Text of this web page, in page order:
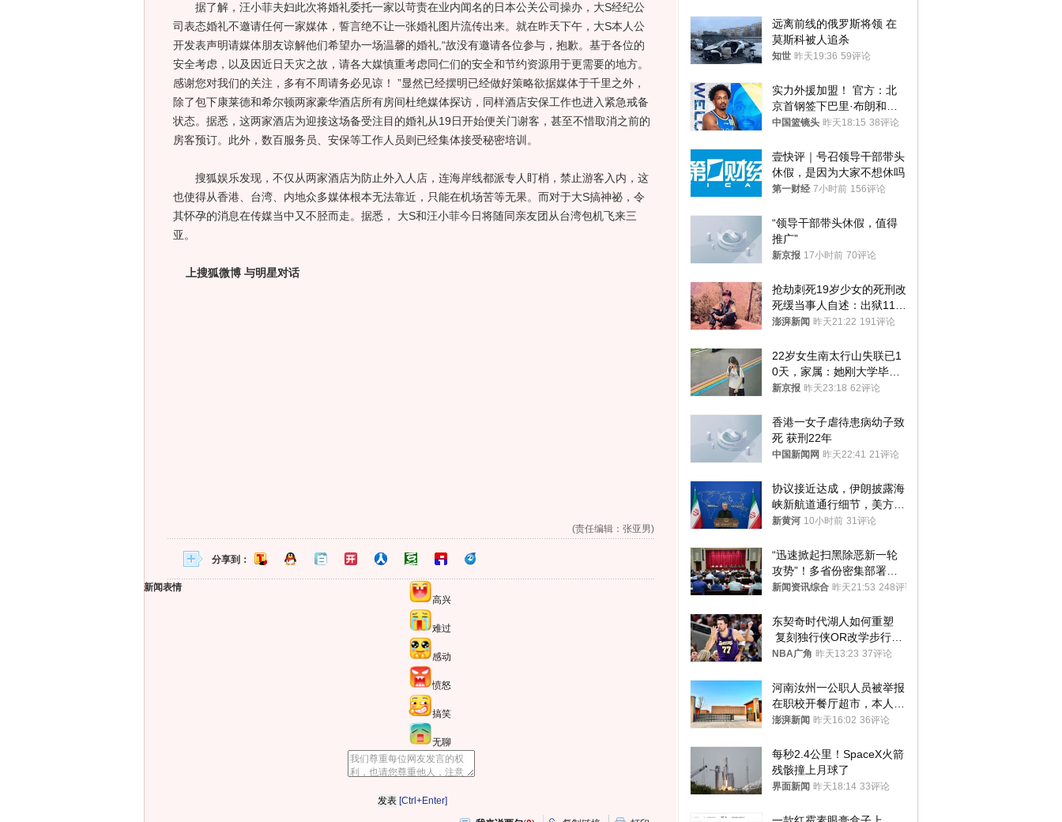
据了解，汪小菲夫妇此次将婚礼委托一家以苛责在业内闻名的日本公关公司操办，大S经纪公
司表态婚礼不邀请任何一家媒体，誓言绝不让一张婚礼图片流传出来。就在昨天下午，大S本人公
开发表声明请媒体朋友谅解他们希望办一场温馨的婚礼,“故没有邀请各位参与，抱歉。基于各位的
安全考虑，以及因近日天灾之故，请各大媒慎重考虑同仁们的安全和节约资源用于更需要的地方。
感谢您对我们的关注，多有不周请务必见谅！ ”显然已经摆明已经做好策略欲据媒体于千里之外，
除了包下康莱德和希尔顿两家豪华酒店所有房间杜绝媒体探访，同样酒店安保工作也进入紧急戒备
状态。据悉，这两家酒店为迎接这场备受注目的婚礼从19日开始便关门谢客，甚至不惜取消之前的
房客预订。此外，数百服务员、安保等工作人员则已经集体接受秘密培训。
搜狐娱乐发现，不仅从两家酒店为防止外入人店，连海岸线都派专人盯梢，禁止游客入内，这
也使得从香港、台湾、内地众多媒体根本无法靠近，只能在机场苦等无果。而对于大S搞神祕，令
其怀孕的消息在传媒当中又不胫而走。据悉， 大S和汪小菲今日将随同亲友团从台湾包机飞来三
亚。
上搜狐微博 与明星对话
(责任编辑：张亚男)
分享到：
新闻表情
高兴
难过
感动
愤怒
搞笑
无聊
[Ctrl+Enter]
远离前线的俄罗斯将领 在
莫斯科被人追杀
知世 昨天19:36 59评论
实力外援加盟！ 官方：北
京首钢签下巴里·布朗和桑
普森
中国篮镜头 昨天18:15 38评论
壹快评｜号召领导干部带头
休假，是因为大家不想休吗
第一财经 7小时前 156评论
“领导干部带头休假，值得
推广”
新京报 17小时前 70评论
抢劫刺死19岁少女的死刑改
死缓当事人自述：出狱11年
间始终刻意躲避被害人家属
澎湃新闻 昨天21:22 191评论
22岁女生南太行山失联已1
0天，家属：她刚大学毕业
想到山里旅行
新京报 昨天23:18 62评论
香港一女子虐待患病幼子致
死 获刑22年
中国新闻网 昨天22:41 21评论
协议接近达成，伊朗披露海
峡新航道通行细节，美方再
提“倒计时”
新黄河 10小时前 31评论
“迅速掀起扫黑除恶新一轮
攻势”！多省份密集部署，
公布举报方式
新闻资讯综合 昨天21:53 248评论
东契奇时代湖人如何重塑
复刻独行侠OR改学步行
者？
NBA广角 昨天13:23 37评论
河南汝州一公职人员被举报
在职校开餐厅超市，本人回
应称“是给别人帮忙”
澎湃新闻 昨天16:02 36评论
每秒2.4公里！SpaceX火箭
残骸撞上月球了
界面新闻 昨天18:14 33评论